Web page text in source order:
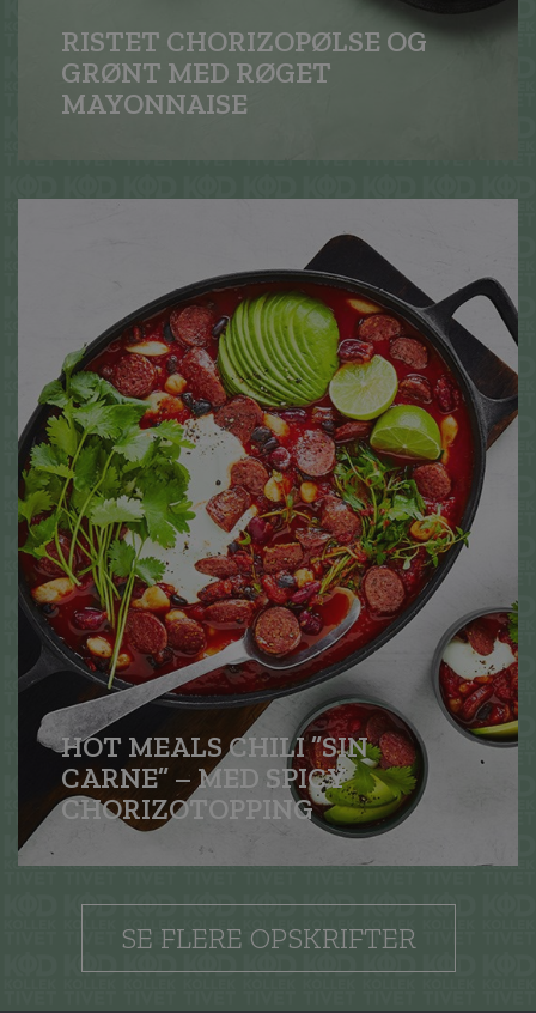
RISTET CHORIZOPØLSE OG
GRØNT MED RØGET
MAYONNAISE
HOT MEALS CHILI ”SIN
CARNE” – MED SPICY
CHORIZO­TOPPING
SE FLERE OPSKRIFTER